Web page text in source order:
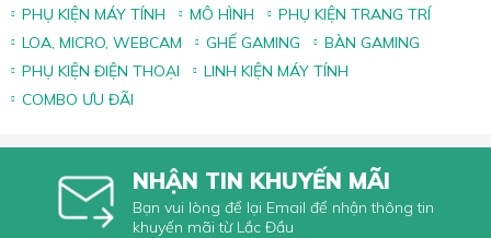
PHỤ KIỆN MÁY TÍNH
MÔ HÌNH
PHỤ KIỆN TRANG TRÍ
LOA, MICRO, WEBCAM
GHẾ GAMING
BÀN GAMING
PHỤ KIỆN ĐIỆN THOẠI
LINH KIỆN MÁY TÍNH
COMBO ƯU ĐÃI
NHẬN TIN KHUYẾN MÃI
Bạn vui lòng để lại Email để nhận thông tin
khuyến mãi từ Lắc Đầu